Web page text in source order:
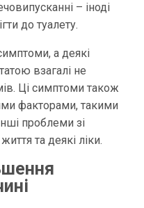
– іноді
до туалету.
а деякі
взагалі не
Ці симптоми також
факторами, такими
проблеми зі
та деякі ліки.